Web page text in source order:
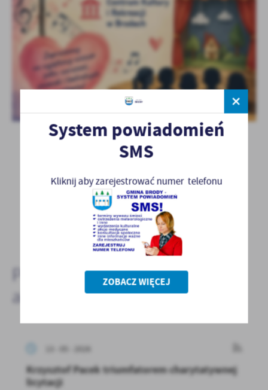
POWRÓT
POPRZEDNI NASTĘPNY
Pozostałe
aktualności
13 - 05 - 2026
Krzysztof Pacek triumfatorem charytatywnej
licytacji
System powiadomień
SMS
Kliknij aby zarejestrować numer telefonu
ZOBACZ WIĘCEJ